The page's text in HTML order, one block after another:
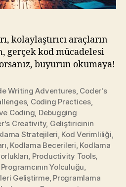
kolaylaştırıcı araçların
gerçek kod mücadelesi
buyurun okumaya!
Writing Adventures, Coder's
, Coding Practices,
Coding, Debugging
Creativity, Geliştiricinin
Stratejileri, Kod Verimliliği,
, Kodlama Becerileri, Kodlama
, Productivity Tools,
Programcının Yolculuğu,
Geliştirme, Programlama